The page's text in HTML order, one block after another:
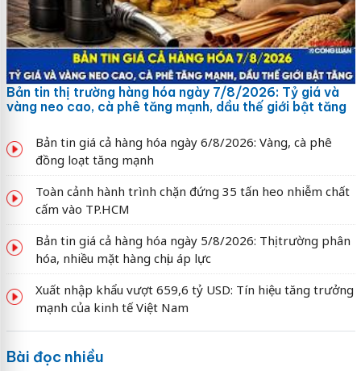
Bản tin thị trường hàng hóa ngày 7/8/2026: Tỷ giá và
vàng neo cao, cà phê tăng mạnh, dầu thế giới bật tăng
Bản tin giá cả hàng hóa ngày 6/8/2026: Vàng, cà phê
đồng loạt tăng mạnh
Toàn cảnh hành trình chặn đứng 35 tấn heo nhiễm chất
cấm vào TP.HCM
Bản tin giá cả hàng hóa ngày 5/8/2026: Thị trường phân
hóa, nhiều mặt hàng chịu áp lực
Xuất nhập khẩu vượt 659,6 tỷ USD: Tín hiệu tăng trưởng
mạnh của kinh tế Việt Nam
Bài đọc nhiều